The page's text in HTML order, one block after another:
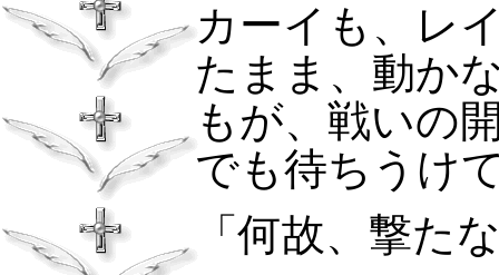
カーイも、レ
たまま、動か
もが、戦いの
でも待ちうけ
「何故、撃た